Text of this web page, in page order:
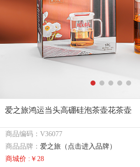
爱之旅鸿运当头高硼硅泡茶壶花茶壶
商品编码：V36077
商品品牌： 爱之旅（点击进入品牌）
商城价 :￥28